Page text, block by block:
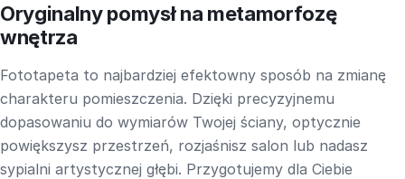
Oryginalny pomysł na metamorfozę
wnętrza
Fototapeta to najbardziej efektowny sposób na zmianę
charakteru pomieszczenia. Dzięki precyzyjnemu
dopasowaniu do wymiarów Twojej ściany, optycznie
powiększysz przestrzeń, rozjaśnisz salon lub nadasz
sypialni artystycznej głębi. Przygotujemy dla Ciebie